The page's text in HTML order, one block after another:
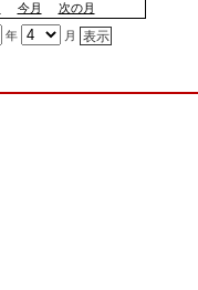
今月 次の月
年 月